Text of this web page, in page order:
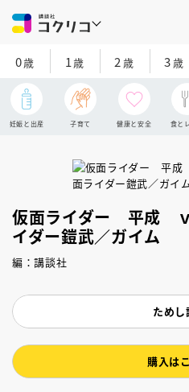
0歳 1歳 2 歳 3歳
妊娠と出産 子育て 健康と安全 食と
仮面ライダー 平成
イダー鎧武／ガイム
編：講談社
ためし
購入は